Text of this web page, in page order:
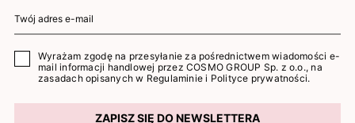
Wyrażam zgodę na przesyłanie za pośrednictwem wiadomości e-
mail informacji handlowej przez COSMO GROUP Sp. z o.o., na
zasadach opisanych w Regulaminie i Polityce prywatności.
ZAPISZ SIĘ DO NEWSLETTERA